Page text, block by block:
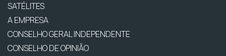
SATÉLITES
A EMPRESA
CONSELHO GERAL INDEPENDENTE
CONSELHO DE OPINIÃO